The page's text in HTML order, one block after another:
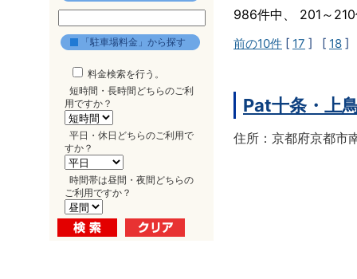
「駐車場料金」から探す
料金検索を行う。
短時間・長時間どちらのご利
用ですか？
平日・休日どちらのご利用で
すか？
時間帯は昼間・夜間どちらの
ご利用ですか？
986件中、 201～
前の10件 [ 17 ] [ 18 ]
Pat十条・上
住所：京都府京都市